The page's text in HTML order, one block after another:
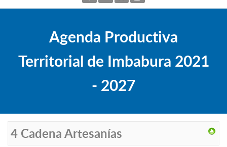
Agenda Productiva
Territorial de Imbabura 2021
- 2027
4 Cadena Artesanías